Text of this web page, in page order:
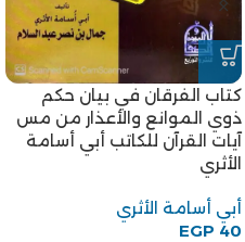
كتاب الفرقان في بيان حكم
ذوي الموانع والأعذار من مس
آيات القرآن للكاتب أبي أسامة
الأثري
أبي أسامة الأثري
EGP 40